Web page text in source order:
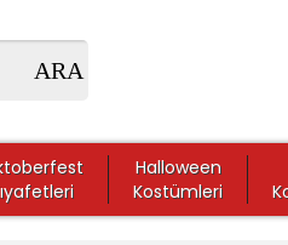
Halloween
Kostümleri